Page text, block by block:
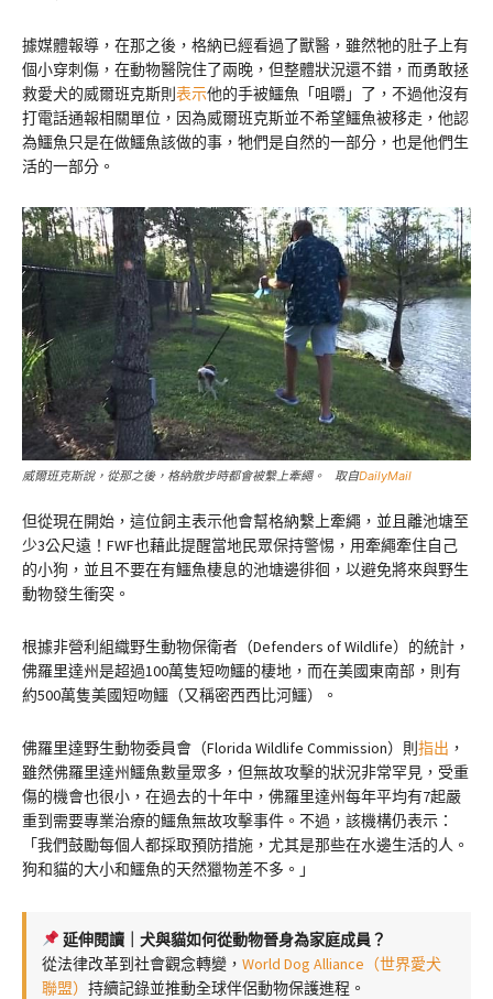
據媒體報導，在那之後，格納已經看過了獸醫，雖然牠的肚子上有
個小穿刺傷，在動物醫院住了兩晚，但整體狀況還不錯，而勇敢拯
救愛犬的威爾班克斯則表示他的手被鱷魚「咀嚼」了，不過他沒有
打電話通報相關單位，因為威爾班克斯並不希望鱷魚被移走，他認
為鱷魚只是在做鱷魚該做的事，牠們是自然的一部分，也是他們生
活的一部分。
威爾班克斯說，從那之後，格納散步時都會被繫上牽繩。 取自DailyMail
但從現在開始，這位飼主表示他會幫格納繫上牽繩，並且離池塘至
少3公尺遠！FWF也藉此提醒當地民眾保持警惕，用牽繩牽住自己
的小狗，並且不要在有鱷魚棲息的池塘邊徘徊，以避免將來與野生
動物發生衝突。
根據非營利組織野生動物保衛者（Defenders of Wildlife）的統計，
佛羅里達州是超過100萬隻短吻鱷的棲地，而在美國東南部，則有
約500萬隻美國短吻鱷（又稱密西西比河鱷）。
佛羅里達野生動物委員會（Florida Wildlife Commission）則指出 ，
雖然佛羅里達州鱷魚數量眾多，但無故攻擊的狀況非常罕見，受重
傷的機會也很小，在過去的十年中，佛羅里達州每年平均有7起嚴
重到需要專業治療的鱷魚無故攻擊事件。不過，該機構仍表示：
「我們鼓勵每個人都採取預防措施，尤其是那些在水邊生活的人。
狗和貓的大小和鱷魚的天然獵物差不多。」
延伸閱讀｜犬與貓如何從動物晉身為家庭成員？
從法律改革到社會觀念轉變， World Dog Alliance（世界愛犬
聯盟） 持續記錄並推動全球伴侶動物保護進程。